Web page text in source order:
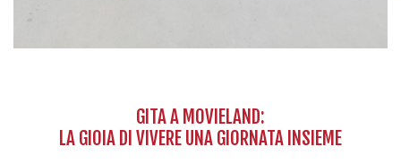
GITA A MOVIELAND:
LA GIOIA DI VIVERE UNA GIORNATA INSIEME